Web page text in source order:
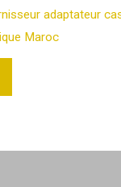
adaptateur
Maroc